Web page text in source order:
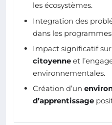
les écosystèmes.
Integration des
dans les programmes
Impact significatif
citoyenne et
environnementales.
Création d’un
d’apprentissage